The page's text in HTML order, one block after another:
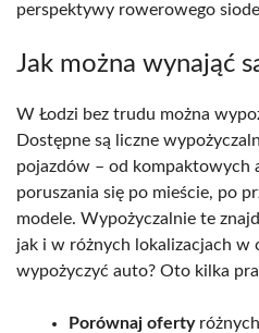
perspektywy rowerowego
Jak można wynająć
W Łodzi bez trudu można
Dostępne są liczne
pojazdów – od kompaktowych
poruszania się po mieście, po
modele. Wypożyczalnie te
jak i w różnych lokalizacjach w
wypożyczyć auto? Oto kilka
Porównaj oferty